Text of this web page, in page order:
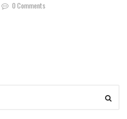
0 Comments